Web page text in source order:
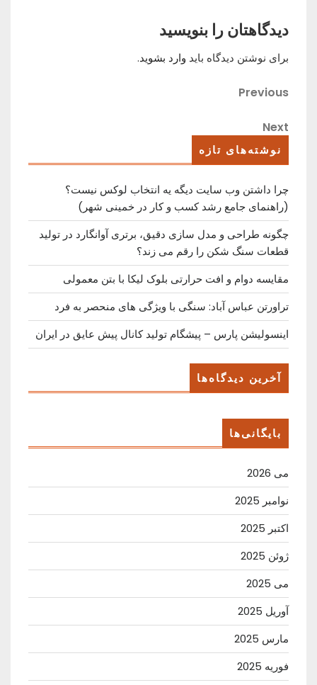
دیدگاهتان را بنویسید
برای نوشتن دیدگاه باید وارد بشوید.
راهبری
نوشته
Previous
Previous
Next
Next
نوشته‌های تازه
چرا داشتن وب سایت دیگه یه انتخاب لوکس نیست؟
(راهنمای جامع رشد کسب ‌و کار در خمینی ‌شهر)
چگونه طراحی و مدل سازی دقیق، برتری آوانگارد در تولید
قطعات سنگ شکن را رقم می زند؟
مقایسه دوام و افت حرارتی بلوک لیکا با بتن معمولی
تراورتن عباس آباد: سنگی با ویژگی های منحصر به فرد
اینسولیشن پارس – پیشگام تولید کانال پیش عایق در ایران
آخرین دیدگاه‌ها
بایگانی‌ها
می 2026
نوامبر 2025
اکتبر 2025
ژوئن 2025
می 2025
آوریل 2025
مارس 2025
فوریه 2025